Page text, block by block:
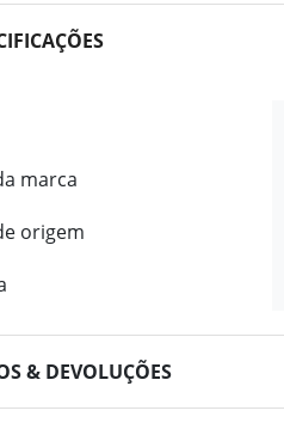
marca
origem
& DEVOLUÇÕES